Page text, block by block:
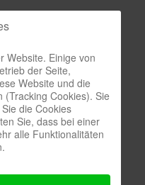
Website. Einige von
der Seite,
Website und die
Cookies). Sie
die Cookies
Sie, dass bei einer
alle Funktionalitäten